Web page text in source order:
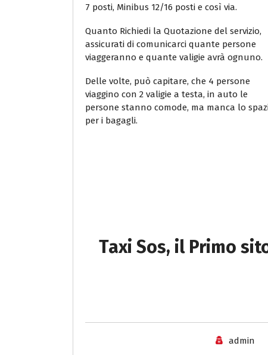
7 posti, Minibus 12/16 posti e così via.
Quanto Richiedi la Quotazione del servizio,
assicurati di comunicarci quante persone
viaggeranno e quante valigie avrà ognuno.
Delle volte, può capitare, che 4 persone
viaggino con 2 valigie a testa, in auto le
persone stanno comode, ma manca lo
per i bagagli.
Taxi Sos, il Primo
admin